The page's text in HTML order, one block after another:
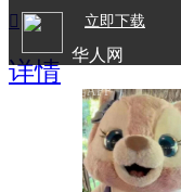
立即下载
华人网
欧洲华人生活APP

详情